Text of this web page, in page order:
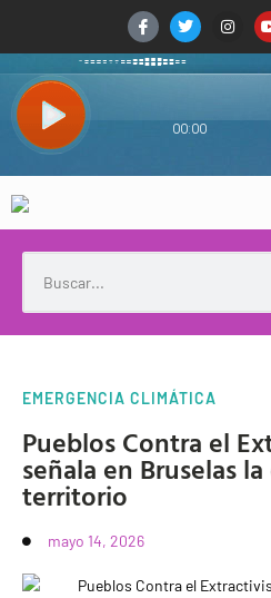
EMERGENCIA CLIMÁTICA
Pueblos Contra el
señala en Bruselas
territorio
mayo 14, 2026